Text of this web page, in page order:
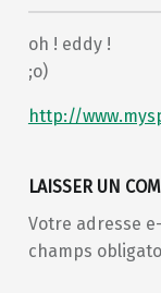
oh ! eddy !
;o)
http://
LAISSER UN
Votre adresse
champs